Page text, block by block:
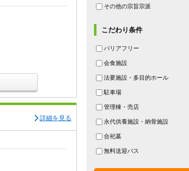
詳細を見る
その他の宗旨宗派
こだわり条件
バリアフリー
会食施設
法要施設・多目的ホール
駐車場
管理棟・売店
永代供養施設・納骨施設
合祀墓
無料送迎バス